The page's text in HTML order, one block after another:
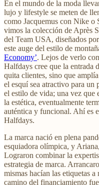
En el mundo de la moda
lujo y lifestyle se meten de
como Jacquemus con Nike
vimos la colección de Après
del Team USA, diseñados
este auge del estilo de
Economy’. Lejos de verlo
Halfdays cree que la entrada
quita clientes, sino que
el esquí sea atractivo para
el estilo de vida; una vez que
la estética, eventualmente
auténtica y funcional. Ahí es
Halfdays.
La marca nació en plena
esquiadora olímpica, y
Lograron combinar la
estrategia de marca.
mismas hacían las etiquetas
camino del financiamiento